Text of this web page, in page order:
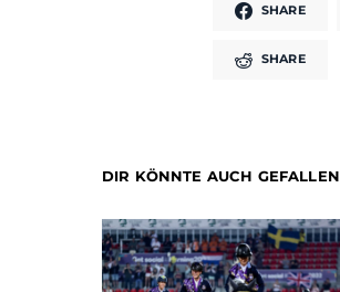
SHARE
SHARE
DIR KÖNNTE AUCH GEFALLEN